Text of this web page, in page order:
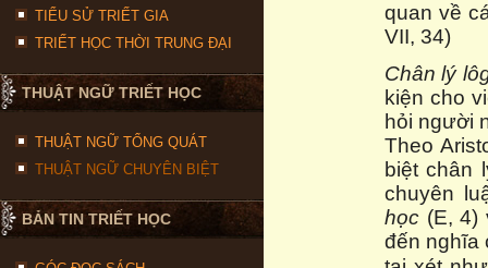
TIỂU SỬ TRIẾT GIA
TRIẾT HỌC THỜI TRUNG ĐẠI
THUẬT NGỮ TRIẾT HỌC
THUẬT NGỮ TỔNG QUÁT
THUẬT NGỮ CHUYÊN BIỆT
BẢN TIN TRIẾT HỌC
quan về
VII, 34)
Chân lý
kiện cho
hỏi người
Theo
biệt chân
chuyên
học (E, 4)
đến nghĩa